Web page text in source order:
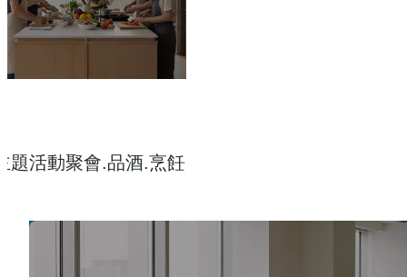
題活動聚會.品酒.烹飪